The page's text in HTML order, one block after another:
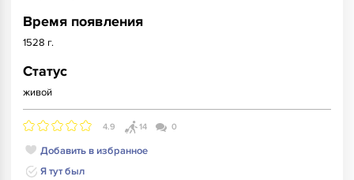
Время появления
1528 г.
Статус
живой
4.9 14 0
Добавить в избранное
Я тут был